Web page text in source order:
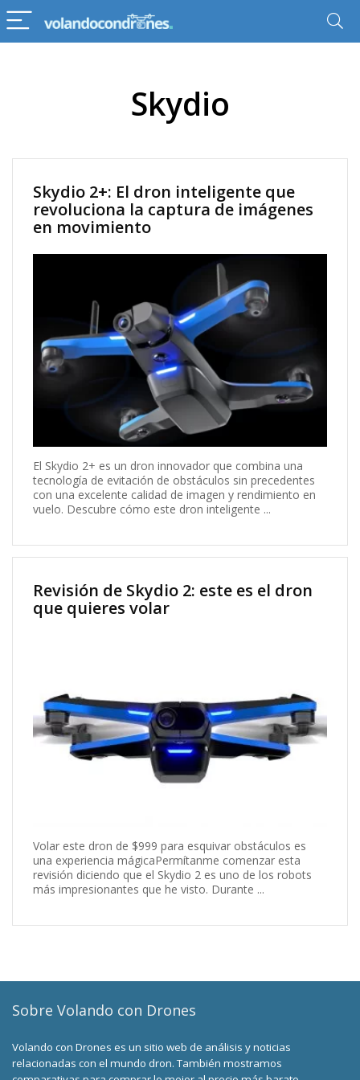
Skydio
Skydio 2+: El dron inteligente que
revoluciona la captura de imágenes
en movimiento
El Skydio 2+ es un dron innovador que combina una
tecnología de evitación de obstáculos sin precedentes
con una excelente calidad de imagen y rendimiento en
vuelo. Descubre cómo este dron inteligente ...
Revisión de Skydio 2: este es el dron
que quieres volar
Volar este dron de $999 para esquivar obstáculos es
una experiencia mágicaPermítanme comenzar esta
revisión diciendo que el Skydio 2 es uno de los robots
más impresionantes que he visto. Durante ...
Sobre Volando con Drones
Volando con Drones es un sitio web de análisis y noticias
relacionadas con el mundo dron. También mostramos